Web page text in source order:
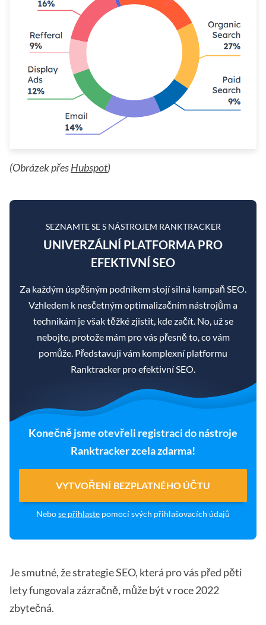
(Obrázek přesHubspot)
SEZNAMTE SE S NÁSTROJEM RANKTRACKER
UNIVERZÁLNÍ PLATFORMA PRO
EFEKTIVNÍ SEO
Za každým úspěšným podnikem stojí silná kampaň SEO.
Vzhledem k nesčetným optimalizačním nástrojům a
technikám je však těžké zjistit, kde začít. No, už se
nebojte, protože mám pro vás přesně to, co vám
pomůže. Představuji vám komplexní platformu
Ranktracker pro efektivní SEO.
Konečně jsme otevřeli registraci do nástroje
Ranktracker zcela zdarma!
VYTVOŘENÍ BEZPLATNÉHO ÚČTU
Nebose přihlaste pomocí svých přihlašovacích údajů
Je smutné, že strategie SEO, která pro vás před pěti
lety fungovala zázračně, může být v roce 2022
zbytečná.